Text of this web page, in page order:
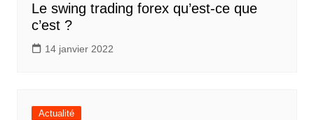
Le swing trading forex qu’est-ce que
c’est ?
14 janvier 2022
Actualité